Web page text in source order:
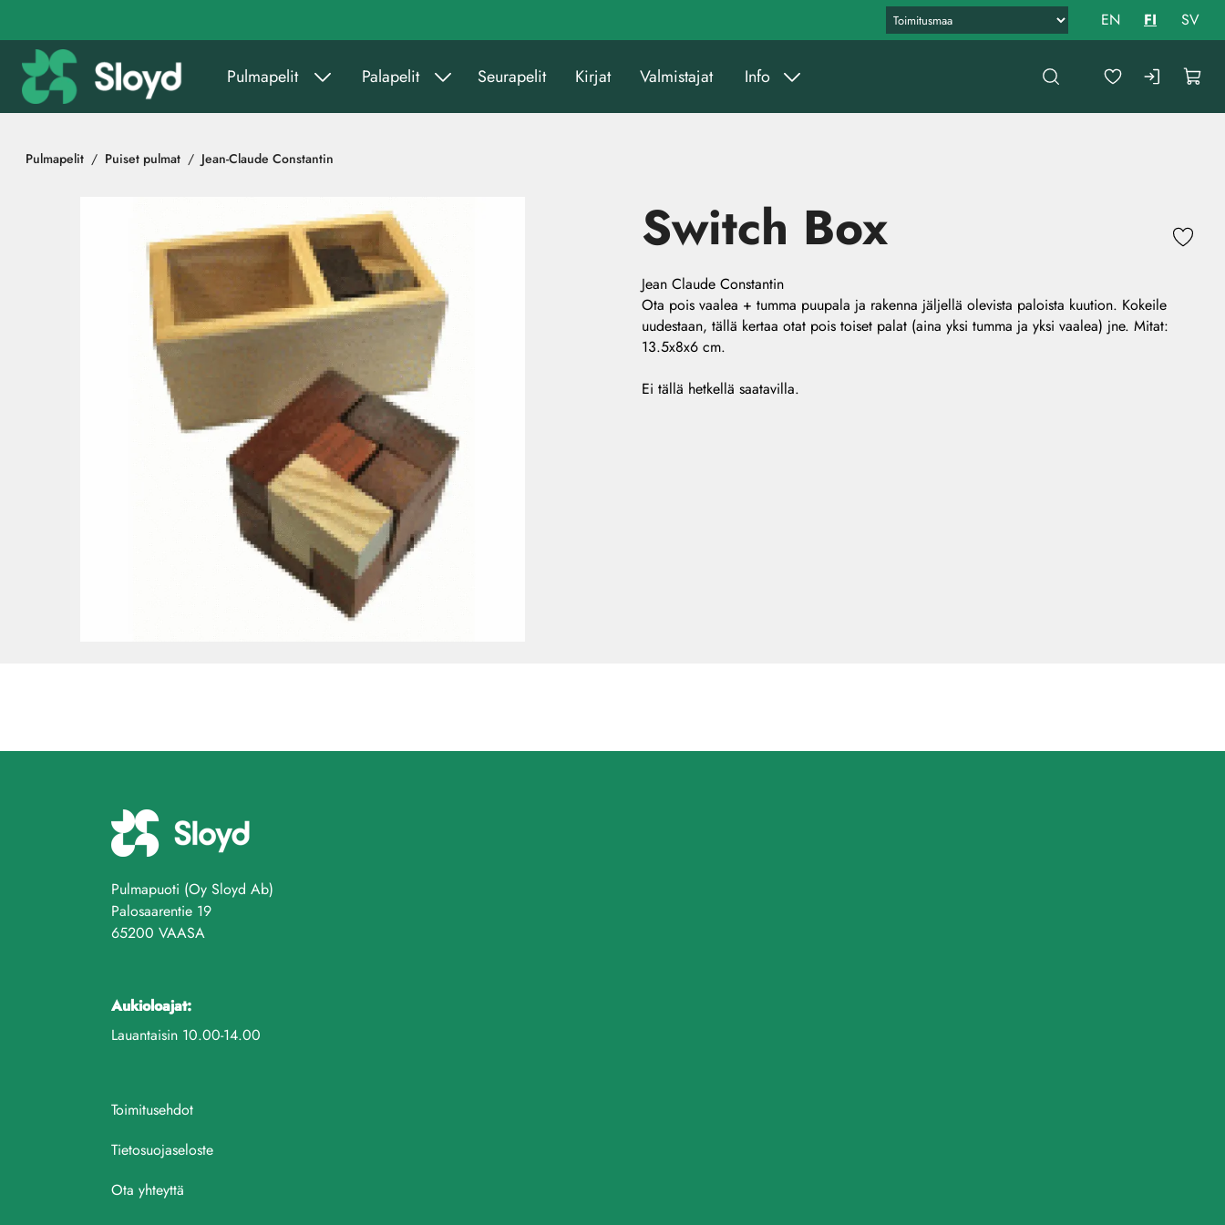
Pulmapelit Palapelit Seurapelit Kirjat Valmistajat Info
EN FI SV
Pulmapelit Puiset pulmat Jean-Claude Constantin
Switch Box
Jean Claude Constantin
Ota pois vaalea + tumma puupala ja rakenna jäljellä olevista paloista kuution. Kokeile
uudestaan, tällä kertaa otat pois toiset palat (aina yksi tumma ja yksi vaalea) jne. Mitat:
13.5x8x6 cm.
Ei tällä hetkellä saatavilla.
Pulmapuoti (Oy Sloyd Ab)
Palosaarentie 19
65200 VAASA
Aukioloajat:
Lauantaisin 10.00-14.00
Toimitusehdot
Tietosuojaseloste
Ota yhteyttä